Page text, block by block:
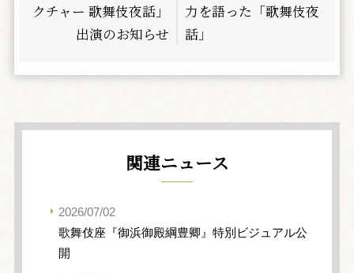
クチャー 歌舞伎夜話」
出演のお知らせ
力を語った「歌舞伎夜
話」
関連ニュース
2026/07/02
歌舞伎座『御浜御殿綱豊卿』特別ビジュアル公
開